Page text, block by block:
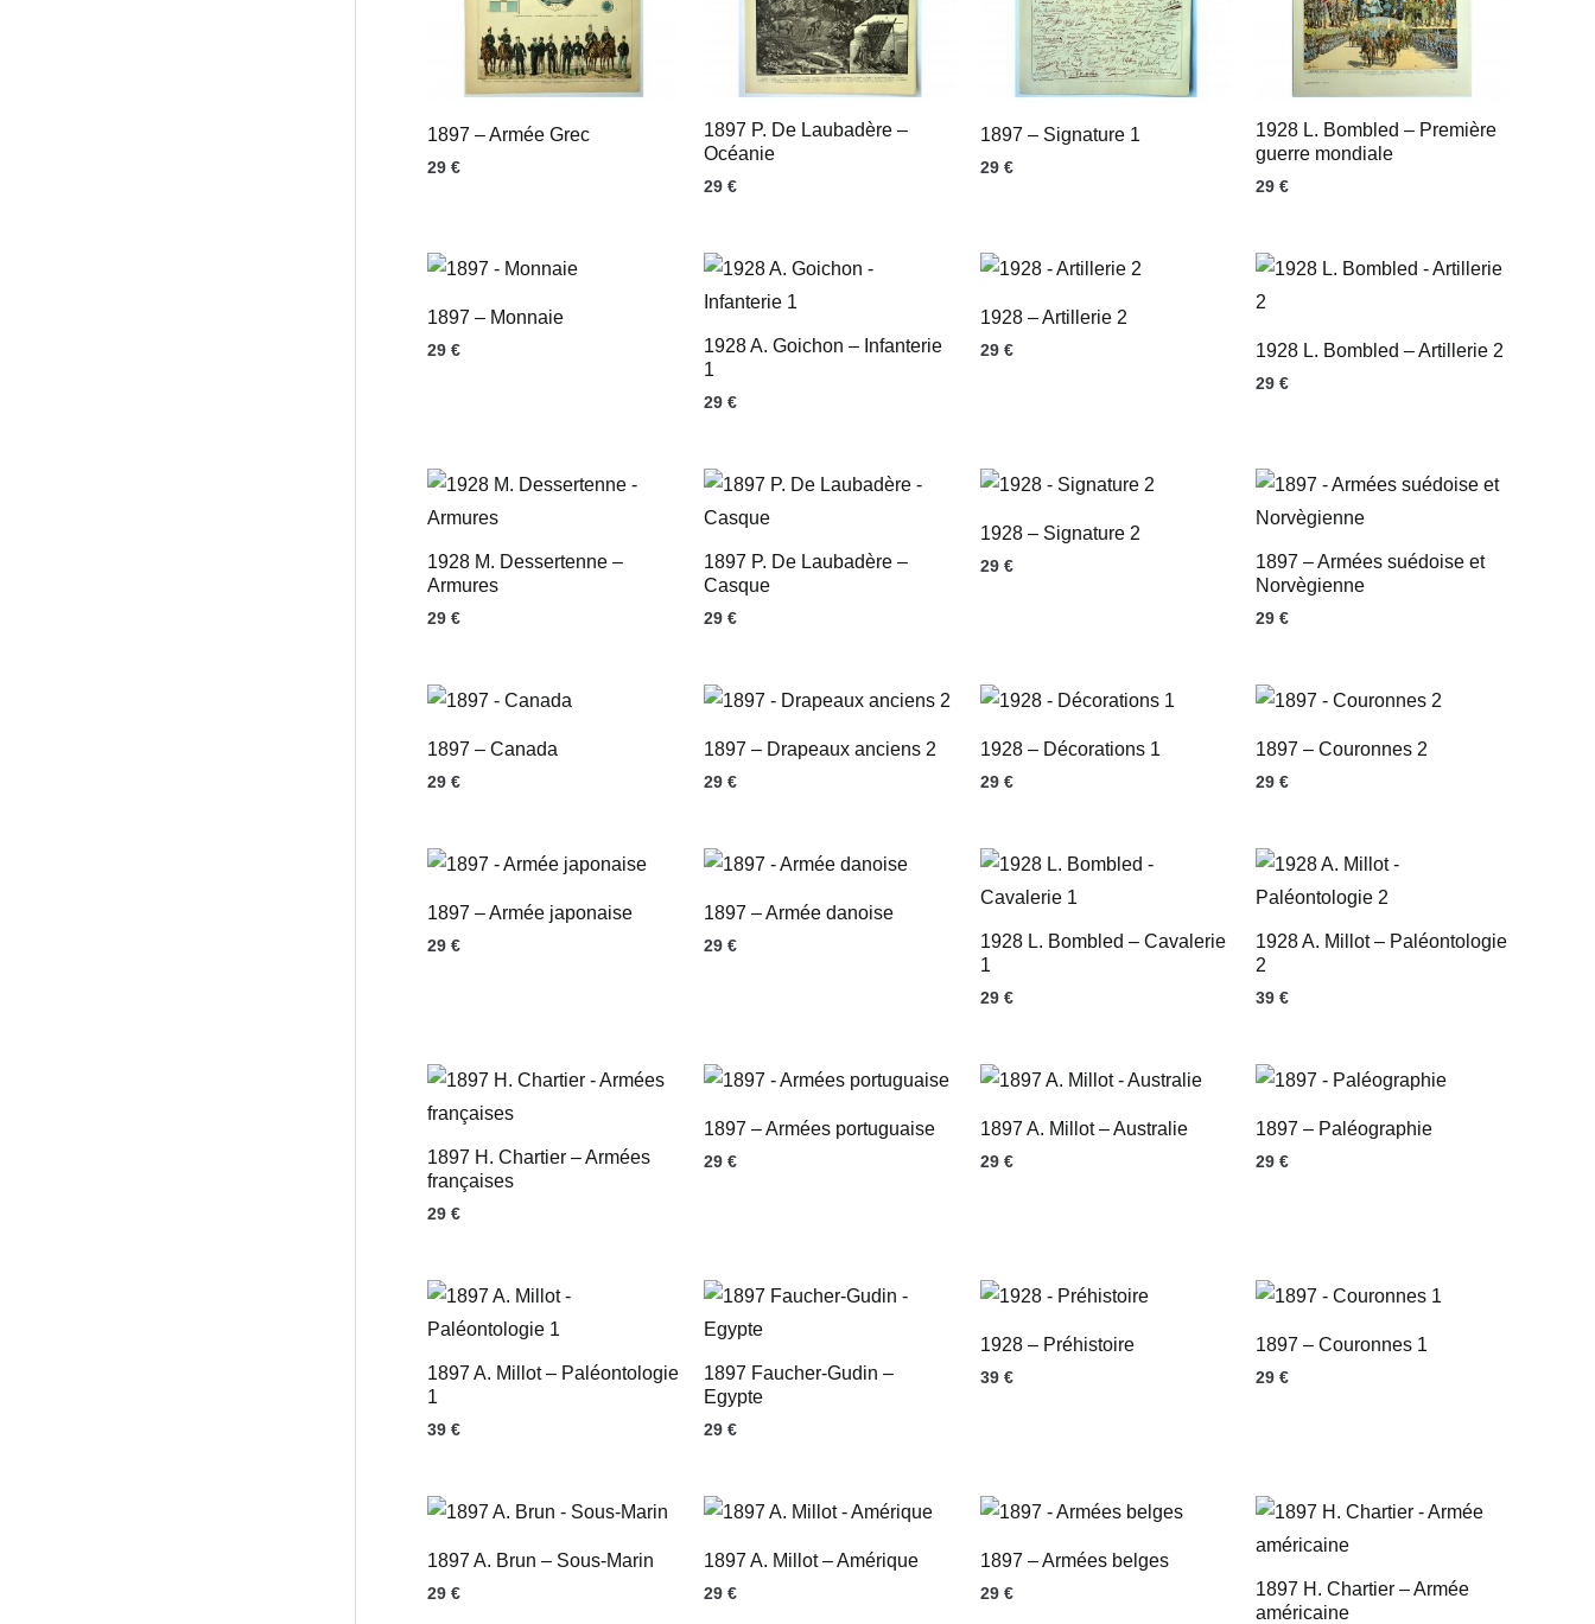
1897 – Armée Grec
29 €
1897 P. De Laubadère –
Océanie
29 €
1897 – Signature 1
29 €
1928 L. Bombled – Première
guerre mondiale
29€
1897 – Monnaie
29 €
1928 A. Goichon – Infanterie
1
29 €
1928 – Artillerie 2
29 € 1928 L. Bombled – Artillerie 2
29€
1928 M. Dessertenne –
Armures
29 €
1897 P. De Laubadère –
Casque
29 €
1928 – Signature 2
29 €
1897 – Armées suédoise et
Norvègienne
29€
1897 – Canada
29 €
1897 – Drapeaux anciens 2
29 €
1928 – Décorations 1
29 €
1897 – Couronnes 2
29€
1897 – Armée japonaise
29 €
1897 – Armée danoise
29 €
1928 L. Bombled – Cavalerie
1
29 €
1928 A. Millot – Paléontologie
2
39€
1897 H. Chartier – Armées
françaises
29 €
1897 – Armées portuguaise
29 €
1897 A. Millot – Australie
29 €
1897 – Paléographie
29€
1897 A. Millot – Paléontologie
1
39 €
1897 Faucher-Gudin –
Egypte
29 €
1928 – Préhistoire
39 €
1897 – Couronnes 1
29€
1897 A. Brun – Sous-Marin
29 €
1897 A. Millot – Amérique
29 €
1897 – Armées belges
29 €
1897 H. Chartier – Armée
américaine